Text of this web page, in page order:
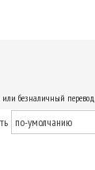
или безналичный перевод